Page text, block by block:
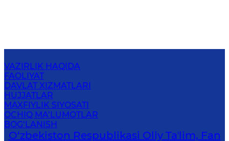
VAZIRLIK HAQIDA
FAOLIYAT
DAVLAT XIZMATLARI
HUJJATLAR
MAXFIYLIK SIYOSATI
OCHIQ MA’LUMOTLAR
BOG‘LANISH
O‘zbekiston Respublikasi Oliy Taʼlim, Fan